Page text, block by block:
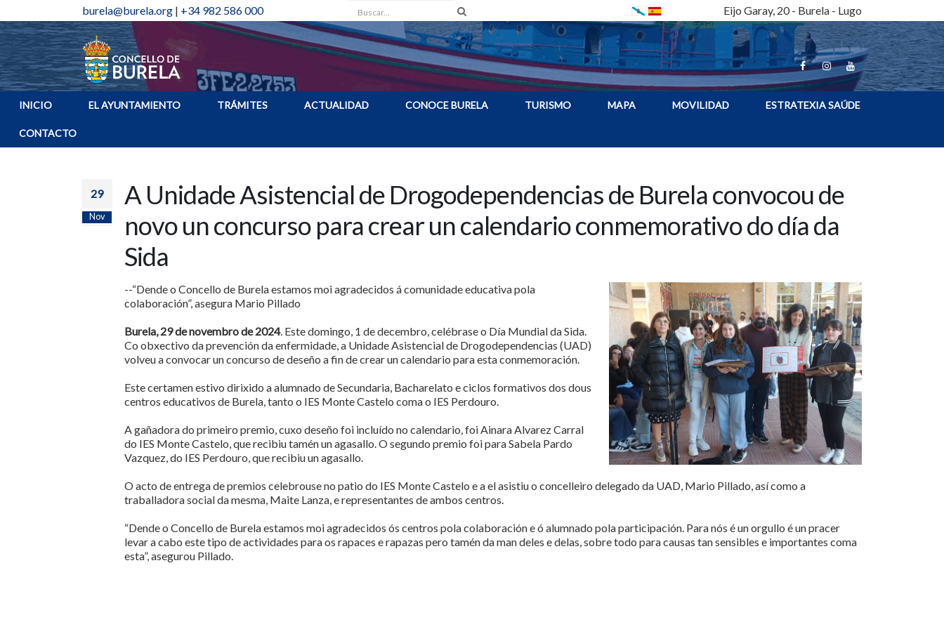
burela@burela.org | +34 982 586 000 Buscar Eijo Garay, 20 - Burela - Lugo
INICIO EL AYUNTAMIENTO TRÁMITES ACTUALIDAD CONOCE BURELA TURISMO MAPA MOVILIDAD ESTRATEXIA SAÚDE
CONTACTO
29
Nov
A Unidade Asistencial de Drogodependencias de Burela convocou de
novo un concurso para crear un calendario conmemorativo do día da
Sida
--“Dende o Concello de Burela estamos moi agradecidos á comunidade educativa pola
colaboración”, asegura Mario Pillado
Burela, 29 de novembro de 2024. Este domingo, 1 de decembro, celébrase o Día Mundial da Sida.
Co obxectivo da prevención da enfermidade, a Unidade Asistencial de Drogodependencias (UAD)
volveu a convocar un concurso de deseño a fin de crear un calendario para esta conmemoración.
Este certamen estivo dirixido a alumnado de Secundaria, Bacharelato e ciclos formativos dos dous
centros educativos de Burela, tanto o IES Monte Castelo coma o IES Perdouro.
A gañadora do primeiro premio, cuxo deseño foi incluído no calendario, foi Ainara Alvarez Carral
do IES Monte Castelo, que recibiu tamén un agasallo. O segundo premio foi para Sabela Pardo
Vazquez, do IES Perdouro, que recibiu un agasallo.
O acto de entrega de premios celebrouse no patio do IES Monte Castelo e a el asistiu o concelleiro delegado da UAD, Mario Pillado, así como a
traballadora social da mesma, Maite Lanza, e representantes de ambos centros.
“Dende o Concello de Burela estamos moi agradecidos ós centros pola colaboración e ó alumnado pola participación. Para nós é un orgullo é un pracer
levar a cabo este tipo de actividades para os rapaces e rapazas pero tamén da man deles e delas, sobre todo para causas tan sensibles e importantes coma
esta”, asegurou Pillado.